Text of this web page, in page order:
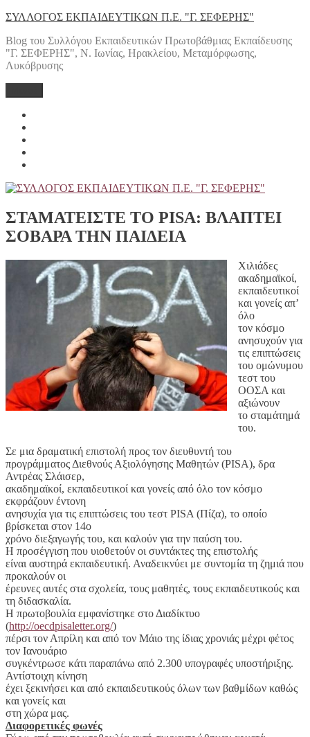
Μετάβαση
περιεχόμενο
ΣΥΛΛΟΓΟΣ ΕΚΠΑΙΔΕΥΤΙΚΩΝ Π.Ε. "Γ. ΣΕΦΕΡΗΣ"
Blog του Συλλόγου Εκπαιδευτικών Πρωτοβάθμιας Εκπαίδευσης
"Γ. ΣΕΦΕΡΗΣ", Ν. Ιωνίας, Ηρακλείου, Μεταμόρφωσης,
Λυκόβρυσης
ΣΤΑΜΑΤΕΙΣΤΕ ΤΟ PISA: ΒΛΑΠΤΕΙ
ΣΟΒΑΡΑ ΤΗΝ ΠΑΙΔΕΙΑ
Χιλιάδες
ακαδημαϊκοί,
εκπαιδευτικοί
και γονείς απ’
όλο
τον κόσμο
ανησυχούν για
τις επιπτώσεις
του ομώνυμου
τεστ του
ΟΟΣΑ και
αξιώνουν
το σταμάτημά
του.
Σε μια δραματική επιστολή προς τον διευθυντή του
προγράμματος Διεθνούς Αξιολόγησης Μαθητών (PISA), δρα
Αντρέας Σλάισερ,
ακαδημαϊκοί, εκπαιδευτικοί και γονείς από όλο τον κόσμο
εκφράζουν έντονη
ανησυχία για τις επιπτώσεις του τεστ PISA (Πίζα), το οποίο
βρίσκεται στον 14ο
χρόνο διεξαγωγής του, και καλούν για την παύση του.
Η προσέγγιση που υιοθετούν οι συντάκτες της επιστολής
είναι αυστηρά εκπαιδευτική. Αναδεικνύει με συντομία τη ζημιά που
προκαλούν οι
έρευνες αυτές στα σχολεία, τους μαθητές, τους εκπαιδευτικούς και
τη διδασκαλία.
Η πρωτοβουλία εμφανίστηκε στο Διαδίκτυο
(http://oecdpisaletter.org/)
πέρσι τον Απρίλη και από τον Μάιο της ίδιας χρονιάς μέχρι φέτος
τον Ιανουάριο
συγκέντρωσε κάτι παραπάνω από 2.300 υπογραφές υποστήριξης.
Αντίστοιχη κίνηση
έχει ξεκινήσει και από εκπαιδευτικούς όλων των βαθμίδων καθώς
και γονείς και
στη χώρα μας.
Διαφορετικές φωνές